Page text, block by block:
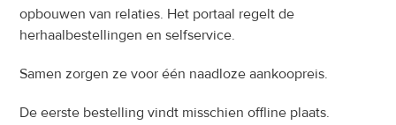
opbouwen van relaties. Het portaal regelt de
herhaalbestellingen en selfservice.
Samen zorgen ze voor één naadloze aankoopreis.
De eerste bestelling vindt misschien offline plaats.